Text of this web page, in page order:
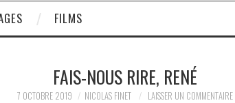
FILMS
FAIS-NOUS RIRE, RENÉ
7 OCTOBRE 2019 NICOLAS FINET LAISSER UN COMMENTAIRE